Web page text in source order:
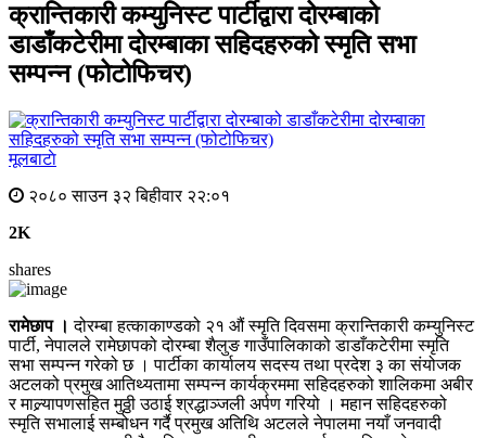
क्रान्तिकारी कम्युनिस्ट पार्टीद्वारा दोरम्बाको
डाडाँकटेरीमा दोरम्बाका सहिदहरुको स्मृति सभा
सम्पन्न (फोटोफिचर)
मूलबाटाे
२०८० साउन ३२ बिहीवार २२:०१
2K
shares
रामेछाप । दोरम्बा हत्काकाण्डको २१ औं स्मृति दिवसमा क्रान्तिकारी कम्युनिस्ट
पार्टी, नेपालले रामेछापको दोरम्बा शैलुङ गाउँपालिकाको डाडाँकटेरीमा स्मृति
सभा सम्पन्न गरेको छ । पार्टीका कार्यालय सदस्य तथा प्रदेश ३ का संयोजक
अटलको प्रमुख आतिथ्यतामा सम्पन्न कार्यक्रममा सहिदहरुको शालिकमा अबीर
र माल्र्यापणसहित मुठ्ठी उठाई श्रद्धाञ्जली अर्पण गरियो । महान सहिदहरुको
स्मृति सभालाई सम्बोधन गर्दै प्रमुख अतिथि अटलले नेपालमा नयाँ जनवादी